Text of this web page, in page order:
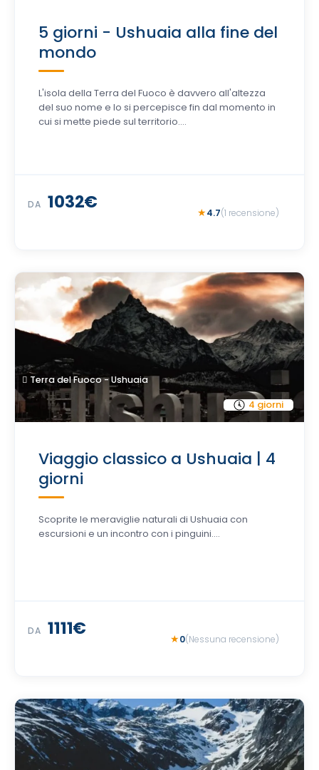
5 giorni - Ushuaia alla fine del
mondo
L'isola della Terra del Fuoco è davvero all'altezza
del suo nome e lo si percepisce fin dal momento in
cui si mette piede sul territorio....
DA 1032€ 4.7(1 recensione)
4 giorni
Terra del Fuoco - Ushuaia
Viaggio classico a Ushuaia | 4
giorni
Scoprite le meraviglie naturali di Ushuaia con
escursioni e un incontro con i pinguini....
DA 1111€ 0(Nessuna recensione)